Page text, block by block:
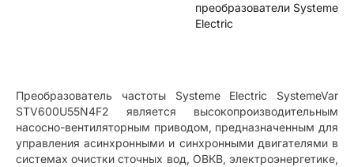
преобразователи Systeme
Electric
Преобразователь частоты Systeme Electric SystemeVar
STV600U55N4F2 является высокопроизводительным
насосно-вентиляторным приводом, предназначенным для
управления асинхронными и синхронными двигателями в
системах очистки сточных вод, ОВКВ, электроэнергетике,